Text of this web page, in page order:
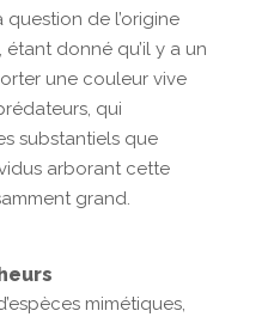
de l’origine
donné qu’il y a un
une couleur vive
qui
substantiels que
arborant cette
grand.
mimétiques,